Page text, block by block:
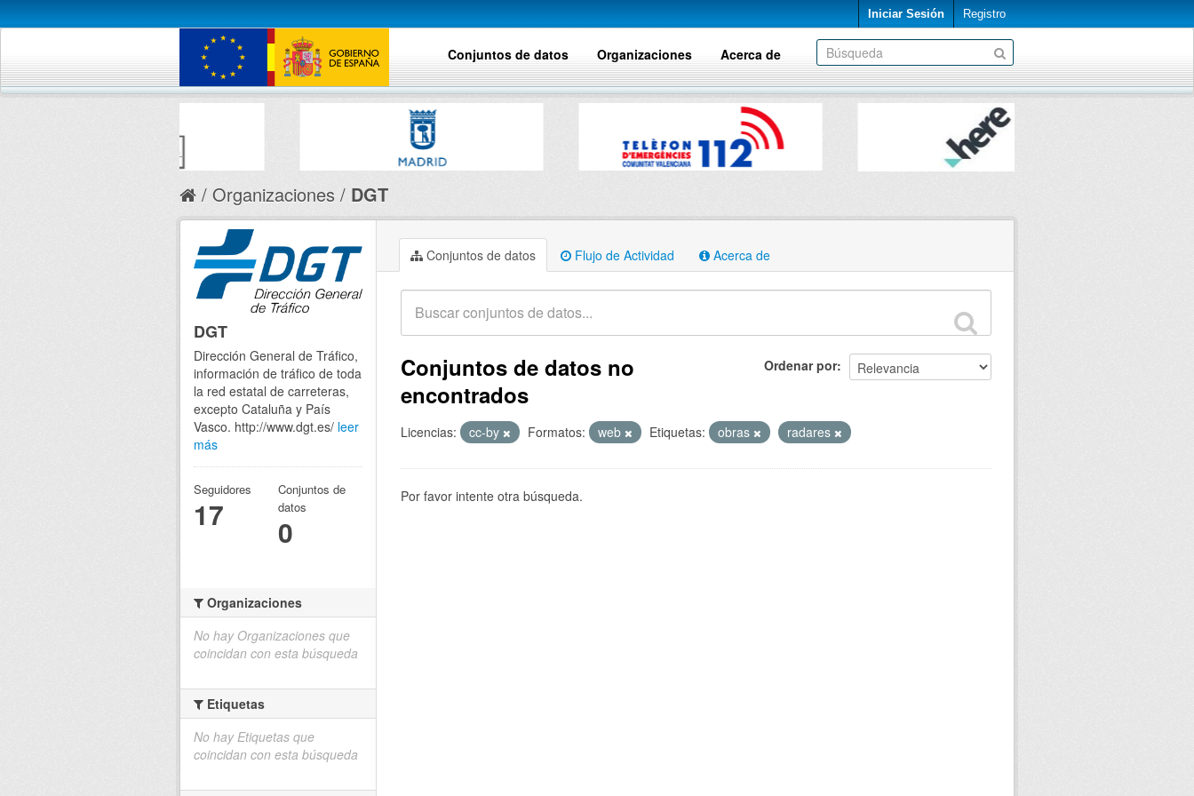
Iniciar Sesión Registro
Conjuntos de datos Organizaciones Acerca de
Organizaciones DGT
Conjuntos de datos Flujo de Actividad Acerca de
Ordenar por
Conjuntos de datos no
encontrados
Licencias: cc-by Formatos: web Etiquetas: obras radares
Por favor intente otra búsqueda.
DGT
Dirección General de Tráfico,
información de tráfico de toda
la red estatal de carreteras,
excepto Cataluña y País
Vasco. http://www.dgt.es/ leer
más
Seguidores
17
Conjuntos de
datos
0
Organizaciones
No hay Organizaciones que
coincidan con esta búsqueda
Etiquetas
No hay Etiquetas que
coincidan con esta búsqueda